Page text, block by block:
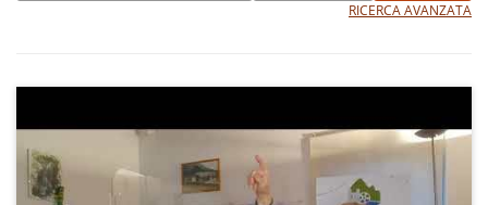
RICERCA AVANZATA